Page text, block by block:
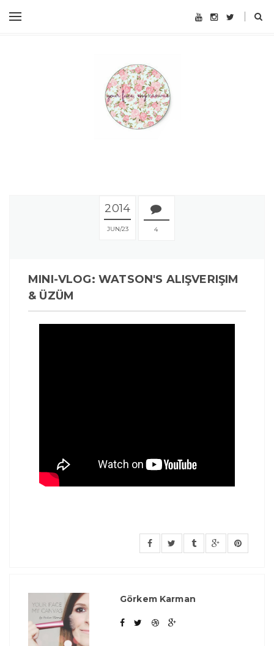
2014
JUN 23 4
MINI-VLOG: WATSON'S ALIŞVERIŞIM
& ÜZÜM
Görkem Karman